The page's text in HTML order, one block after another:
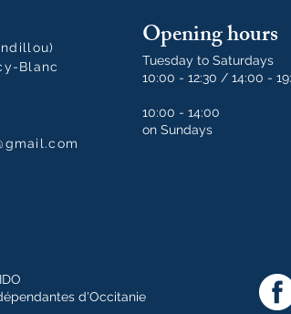
Blanc
Opening hours
Tuesday to Saturdays
10:00 - 12:30 / 14:00 -
10:00 - 14:00
on Sundays
d'Occitanie